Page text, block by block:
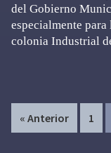
del Gobierno
especialmente
colonia Industrial
« Anterior Page
1